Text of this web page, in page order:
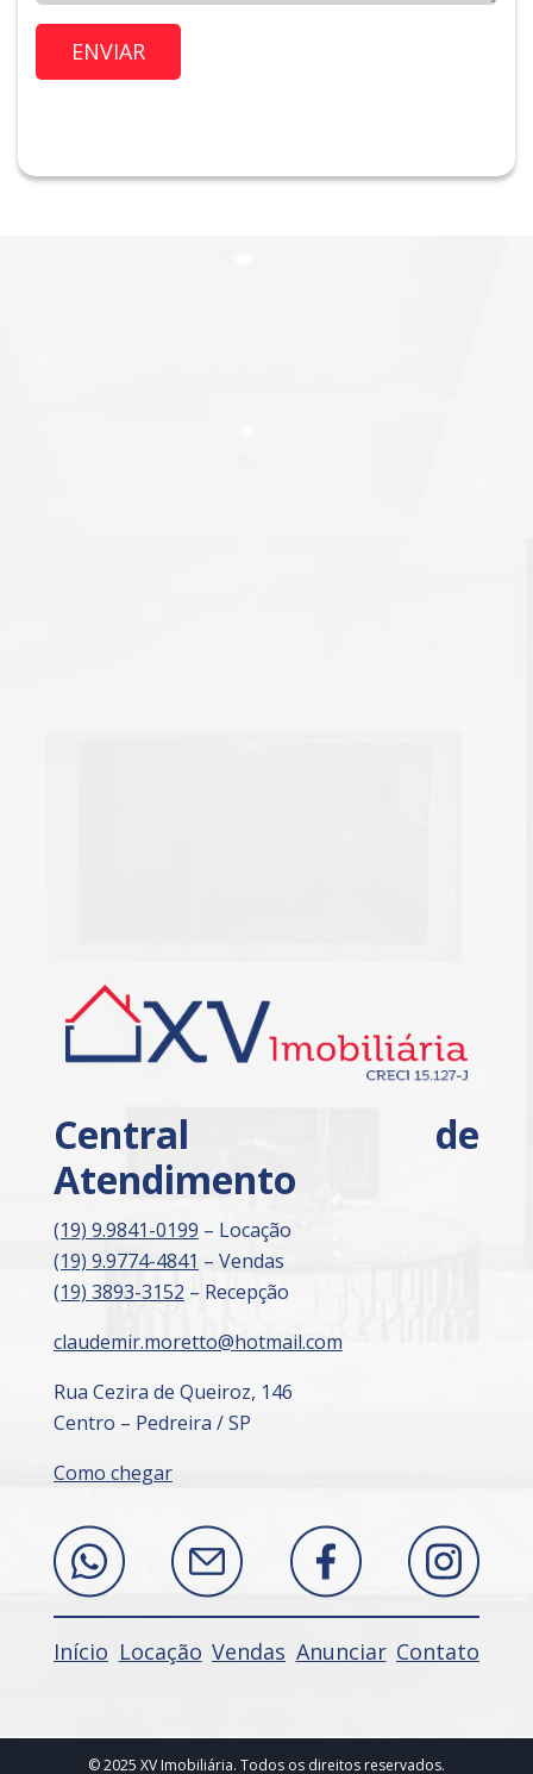
Central de
Atendimento
(19) 9.9841-0199 – Locação
(19) 9.9774-4841 – Vendas
(19) 3893-3152 – Recepção
claudemir.moretto@hotmail.com
Rua Cezira de Queiroz, 146
Centro – Pedreira / SP
Como chegar
Início Locação Vendas Anunciar Contato
© 2025 XV Imobiliária. Todos os direitos reservados.